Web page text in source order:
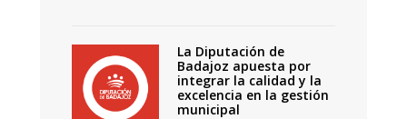
La Diputación de
Badajoz apuesta por
integrar la calidad y la
excelencia en la gestión
municipal